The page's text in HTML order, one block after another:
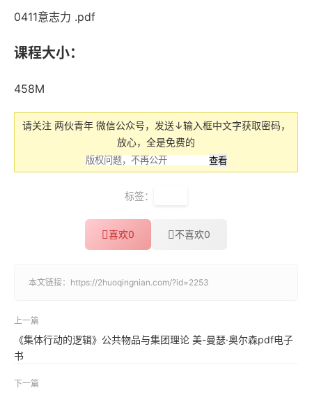
0411意志力 .pdf
课程大小：
458M
请关注 两伙青年 微信公众号，发送↓输入框中文字获取密码，
放心，全是免费的
标签：
喜欢0 不喜欢0
本文链接： https://2huoqingnian.com/?id=2253
上一篇
《集体行动的逻辑》公共物品与集团理论 美-曼瑟·奥尔森pdf电子
书
下一篇